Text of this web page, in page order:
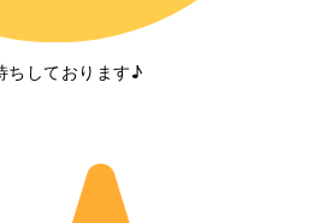
ちしております♪